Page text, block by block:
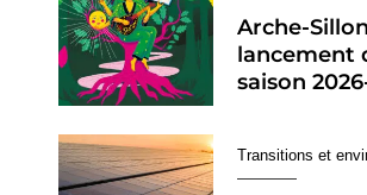
Arche-
lancement
saison
Transitions et